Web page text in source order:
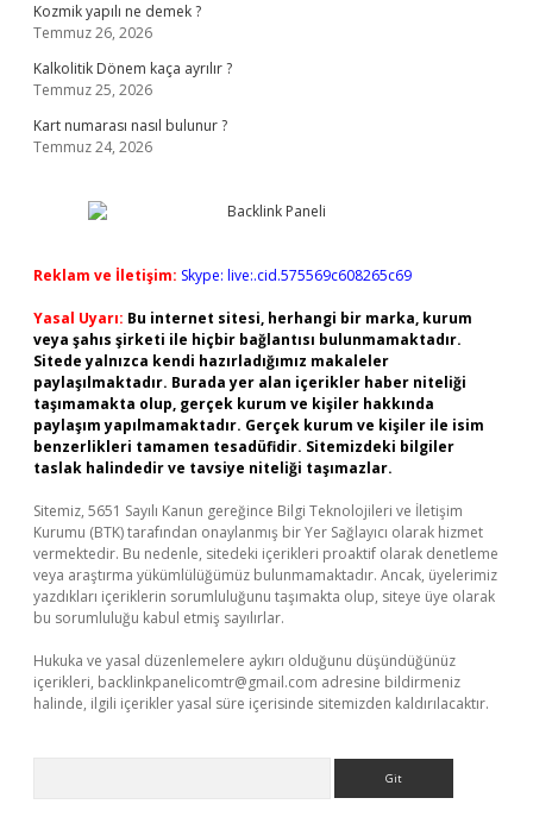
Kozmik yapılı ne demek ?
Temmuz 26, 2026
Kalkolitik Dönem kaça ayrılır ?
Temmuz 25, 2026
Kart numarası nasıl bulunur ?
Temmuz 24, 2026
Reklam ve İletişim: Skype: live:.cid.575569c608265c69
Yasal Uyarı: Bu internet sitesi, herhangi bir marka, kurum
veya şahıs şirketi ile hiçbir bağlantısı bulunmamaktadır.
Sitede yalnızca kendi hazırladığımız makaleler
paylaşılmaktadır. Burada yer alan içerikler haber niteliği
taşımamakta olup, gerçek kurum ve kişiler hakkında
paylaşım yapılmamaktadır. Gerçek kurum ve kişiler ile isim
benzerlikleri tamamen tesadüfidir. Sitemizdeki bilgiler
taslak halindedir ve tavsiye niteliği taşımazlar.
Sitemiz, 5651 Sayılı Kanun gereğince Bilgi Teknolojileri ve İletişim
Kurumu (BTK) tarafından onaylanmış bir Yer Sağlayıcı olarak hizmet
vermektedir. Bu nedenle, sitedeki içerikleri proaktif olarak denetleme
veya araştırma yükümlülüğümüz bulunmamaktadır. Ancak, üyelerimiz
yazdıkları içeriklerin sorumluluğunu taşımakta olup, siteye üye olarak
bu sorumluluğu kabul etmiş sayılırlar.
Hukuka ve yasal düzenlemelere aykırı olduğunu düşündüğünüz
içerikleri, backlinkpanelicomtr@gmail.com adresine bildirmeniz
halinde, ilgili içerikler yasal süre içerisinde sitemizden kaldırılacaktır.